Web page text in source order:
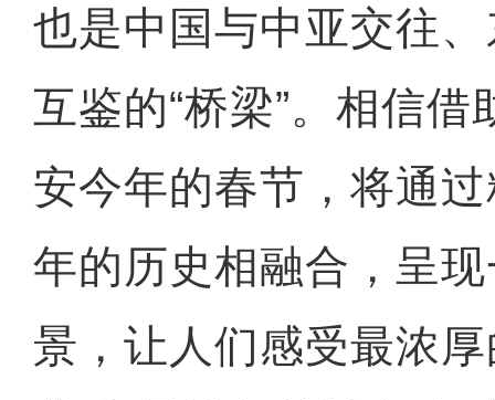
也是中国与中亚交往
互鉴的“桥梁”。相信
安今年的春节，将通
年的历史相融合，呈
景，让人们感受最浓